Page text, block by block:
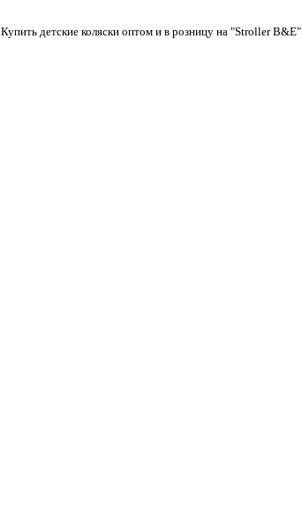
Купить детские коляски оптом и в розницу на "Stroller B&E"